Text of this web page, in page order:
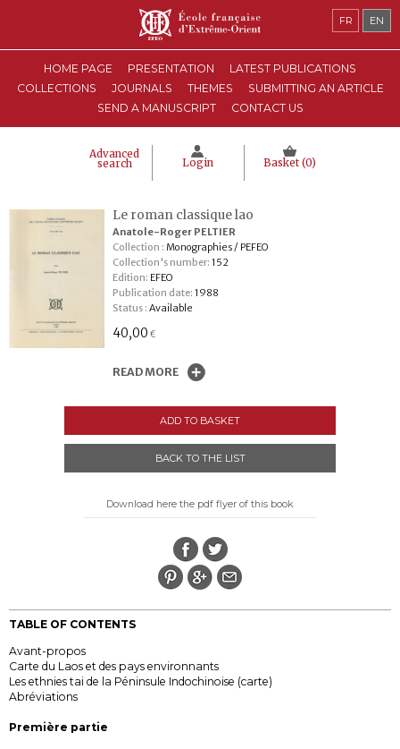
HOME PAGE PRESENTATION
LATEST PUBLICATIONS
COLLECTIONS
JOURNALS THEMES
SUBMITTING AN ARTICLE
SEND A MANUSCRIPT
CONTACT US
Advanced
search Login Basket (0)
FR EN
Le roman classique lao
Anatole-Roger PELTIER
Collection : Monographies / PEFEO
Collection's number: 152
Edition: EFEO
Publication date: 1988
Status : Available
40,00 €
READ MORE
ADD TO BASKET
BACK TO THE LIST
Download here the pdf flyer of this book
TABLE OF CONTENTS
Avant-propos
Carte du Laos et des pays environnants
Les ethnies tai de la Péninsule Indochinoise (carte)
Abréviations
Première partie